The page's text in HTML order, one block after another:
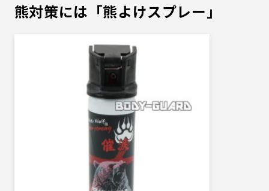
熊対策には「熊よけスプレー」